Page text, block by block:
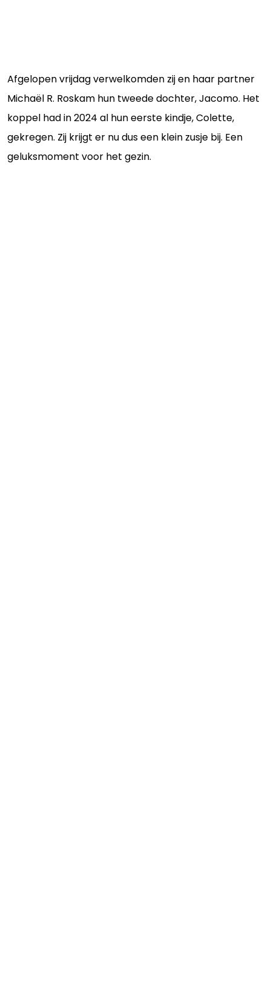
Afgelopen vrijdag verwelkomden zij en haar partner
Michaël R. Roskam hun tweede dochter, Jacomo. Het
koppel had in 2024 al hun eerste kindje, Colette,
gekregen. Zij krijgt er nu dus een klein zusje bij. Een
geluksmoment voor het gezin.